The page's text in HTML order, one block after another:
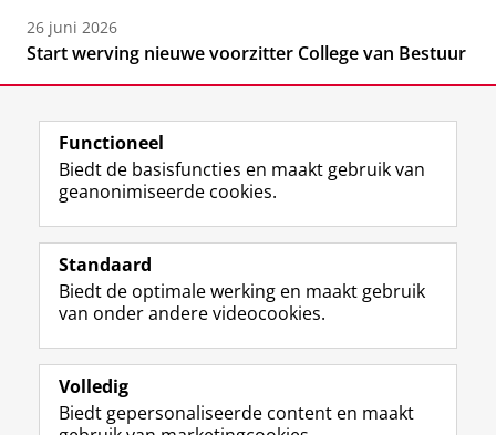
26 juni 2026
Start werving nieuwe voorzitter College van Bestuur
Volg de RUG
F
a
e
b
o
p
a
L
i
k
e
I
-
p
R
S
-
f
e
R
i
I
n
t
r
m
-
Y
o
T
e
k
a
Studiekiezers
Alumni
Over ons
Functioneel
Biedt de basisfuncties en maakt gebruik van
geanonimiseerde cookies.
Standaard
Biedt de optimale werking en maakt gebruik
van onder andere videocookies.
Volledig
Biedt gepersonaliseerde content en maakt